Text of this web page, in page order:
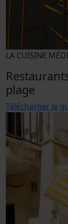
LA CUISINE
plage
Télécharger le